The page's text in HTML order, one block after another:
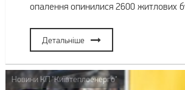
опалення опинилися 2600 житлових
Детальніше
Новини КП "Київтеплоенерго"